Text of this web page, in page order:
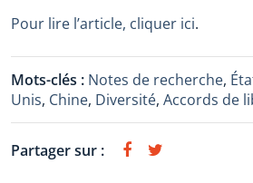
Pour lire l’article, cliquer ici.
Mots-clés : Notes de recherche,
Unis, Chine, Diversité, Accords de
Partager sur :